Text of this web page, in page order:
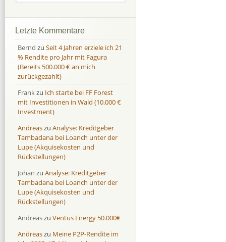
Bondora
Finbee
43,2%
Finbee (CZK)
0,0 %
HeavyFinance
IUVO Group
-32,2 %
Lenndy
-314,6 %
Moncera
8,0 %
Monestro
9,1 %
Neo Finance
Omaraha
16,4 %
Bondora
Finbee
35,2%
Finbee (CZK)
0,0 %
HeavyFinance
IUVO Group
-55,0 %
Lenndy
146,5 %
Moncera
11,1 %
Monestro
>1000%
Neo Finance
Omaraha
18,0 %
Letzte Kommentare
Bernd zu Seit 4 Jahren erziele ich 21
% Rendite pro Jahr mit Fagura
(Bereits 500.000 € an mich
zurückgezahlt)
Frankzu Ich starte bei FF Forest
mit Investitionen in Wald (10.000 €
Investment)
Andreaszu Analyse: Kreditgeber
Tambadana bei Loanch unter der
Lupe (Akquisekosten und
Rückstellungen)
Johan zu Analyse: Kreditgeber
Tambadana bei Loanch unter der
Lupe (Akquisekosten und
Rückstellungen)
Andreaszu Ventus Energy 50.000€
Andreaszu Meine P2P-Rendite im